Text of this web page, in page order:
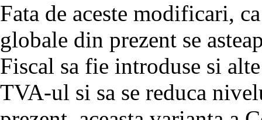
Fata de aceste modificari,
globale din prezent se
Fiscal sa fie introduse si
TVA-ul si sa se reduca